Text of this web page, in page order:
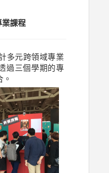
業課程
多元跨領域專業
過三個學期的專